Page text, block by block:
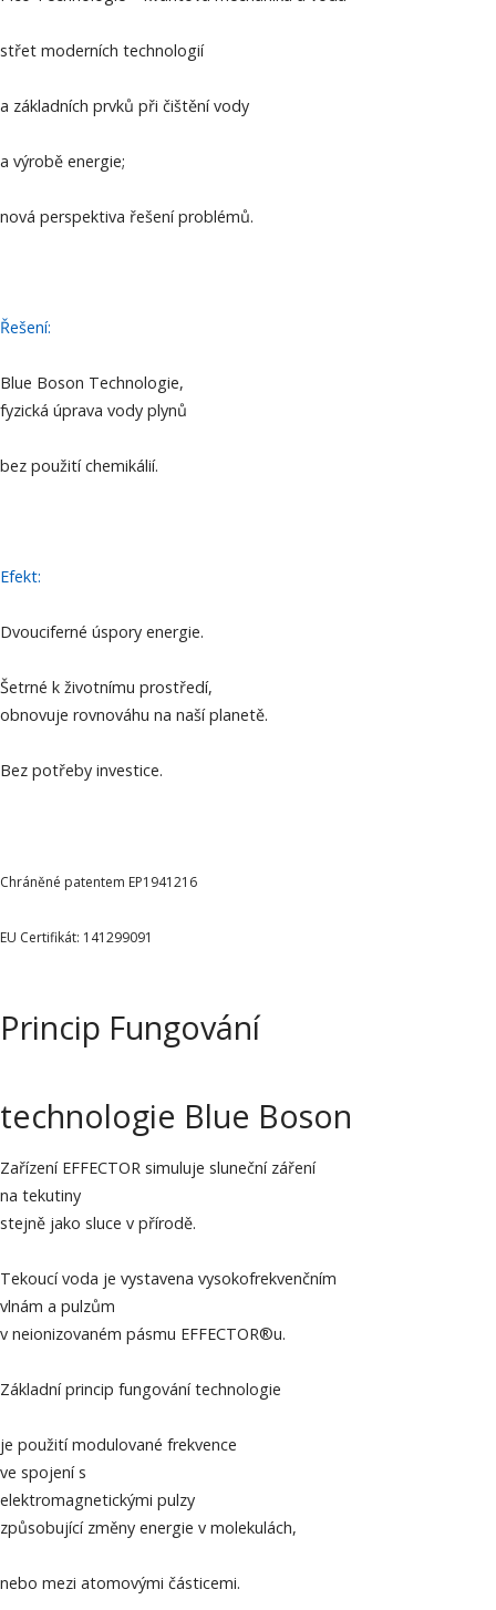
střet moderních technologií
a základních prvků při čištění vody
a výrobě energie;
nová perspektiva řešení problémů.
Řešení:
Blue Boson Technologie,
fyzická úprava vody plynů
bez použití chemikálií.
Efekt:
Dvouciferné úspory energie.
Šetrné k životnímu prostředí,
obnovuje rovnováhu na naší planetě.
Bez potřeby investice.
Chráněné patentem EP1941216
EU Certifikát: 141299091
Princip Fungování
technologie Blue Boson
Zařízení EFFECTOR simuluje sluneční záření
na tekutiny
stejně jako sluce v přírodě.
Tekoucí voda je vystavena vysokofrekvenčním
vlnám a pulzům
v neionizovaném pásmu EFFECTOR®u.
Základní princip fungování technologie
je použití modulované frekvence
ve spojení s
elektromagnetickými pulzy
způsobující změny energie v molekulách,
nebo mezi atomovými částicemi.